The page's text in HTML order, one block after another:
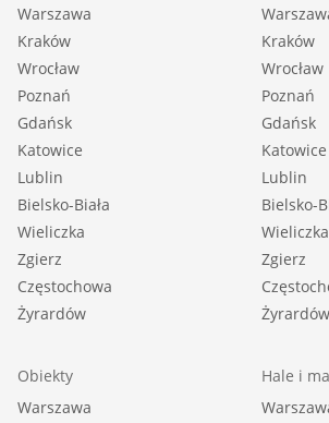
Warszawa
Kraków
Wrocław
Poznań
Gdańsk
Katowice
Lublin
Bielsko-Biała
Wieliczka
Zgierz
Częstochowa
Żyrardów
Kraków
Wrocław
Poznań
Gdańsk
Katowice
Lublin
Bielsko-
Wieliczka
Zgierz
Żyrardów
Obiekty
Warszawa
Hale i